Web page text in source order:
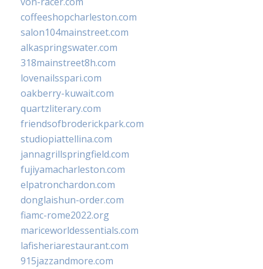
coffeeshopcharleston.com
salon104mainstreet.com
alkaspringswater.com
318mainstreet8h.com
lovenailsspari.com
oakberry-kuwait.com
quartzliterary.com
friendsofbroderickpark.com
studiopiattellina.com
jannagrillspringfield.com
fujiyamacharleston.com
elpatronchardon.com
donglaishun-order.com
fiamc-rome2022.org
mariceworldessentials.com
lafisheriarestaurant.com
915jazzandmore.com